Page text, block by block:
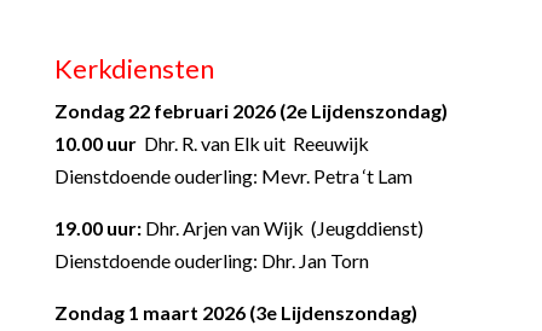
Kerkdiensten
Zondag 22 februari 2026 (2eLijdenszondag)
10.00 uur Dhr. R. van Elk uit Reeuwijk
Dienstdoende ouderling: Mevr. Petra ‘t Lam
19.00 uur:Dhr. Arjen van Wijk (Jeugddienst)
Dienstdoende ouderling: Dhr. Jan Torn
Zondag 1 maart 2026 (3eLijdenszondag)